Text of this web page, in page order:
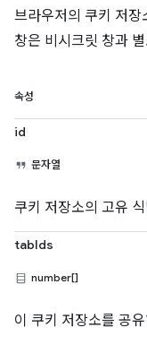
브라우저의 쿠키 저
창은 비시크릿 창과
속성
id
문자열
쿠키 저장소의 고유
tabIds
number[]
이 쿠키 저장소를 공